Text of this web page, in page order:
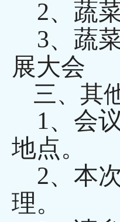
2、蔬
3、蔬
展大会
三、其
1、会
地点。
2、本
理。